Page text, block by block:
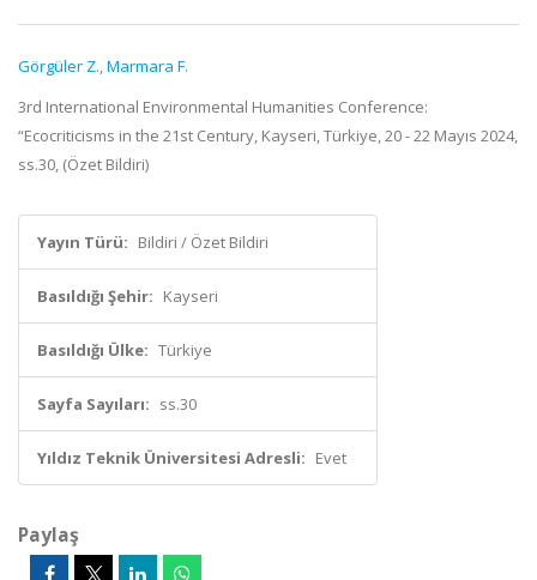
Görgüler Z.,Marmara F.
3rd International Environmental Humanities Conference:
“Ecocriticisms in the 21st Century, Kayseri, Türkiye, 20 - 22 Mayıs 2024,
ss.30, (Özet Bildiri)
Yayın Türü: Bildiri / Özet Bildiri
Basıldığı Şehir: Kayseri
Basıldığı Ülke: Türkiye
Sayfa Sayıları: ss.30
Yıldız Teknik Üniversitesi Adresli: Evet
Paylaş